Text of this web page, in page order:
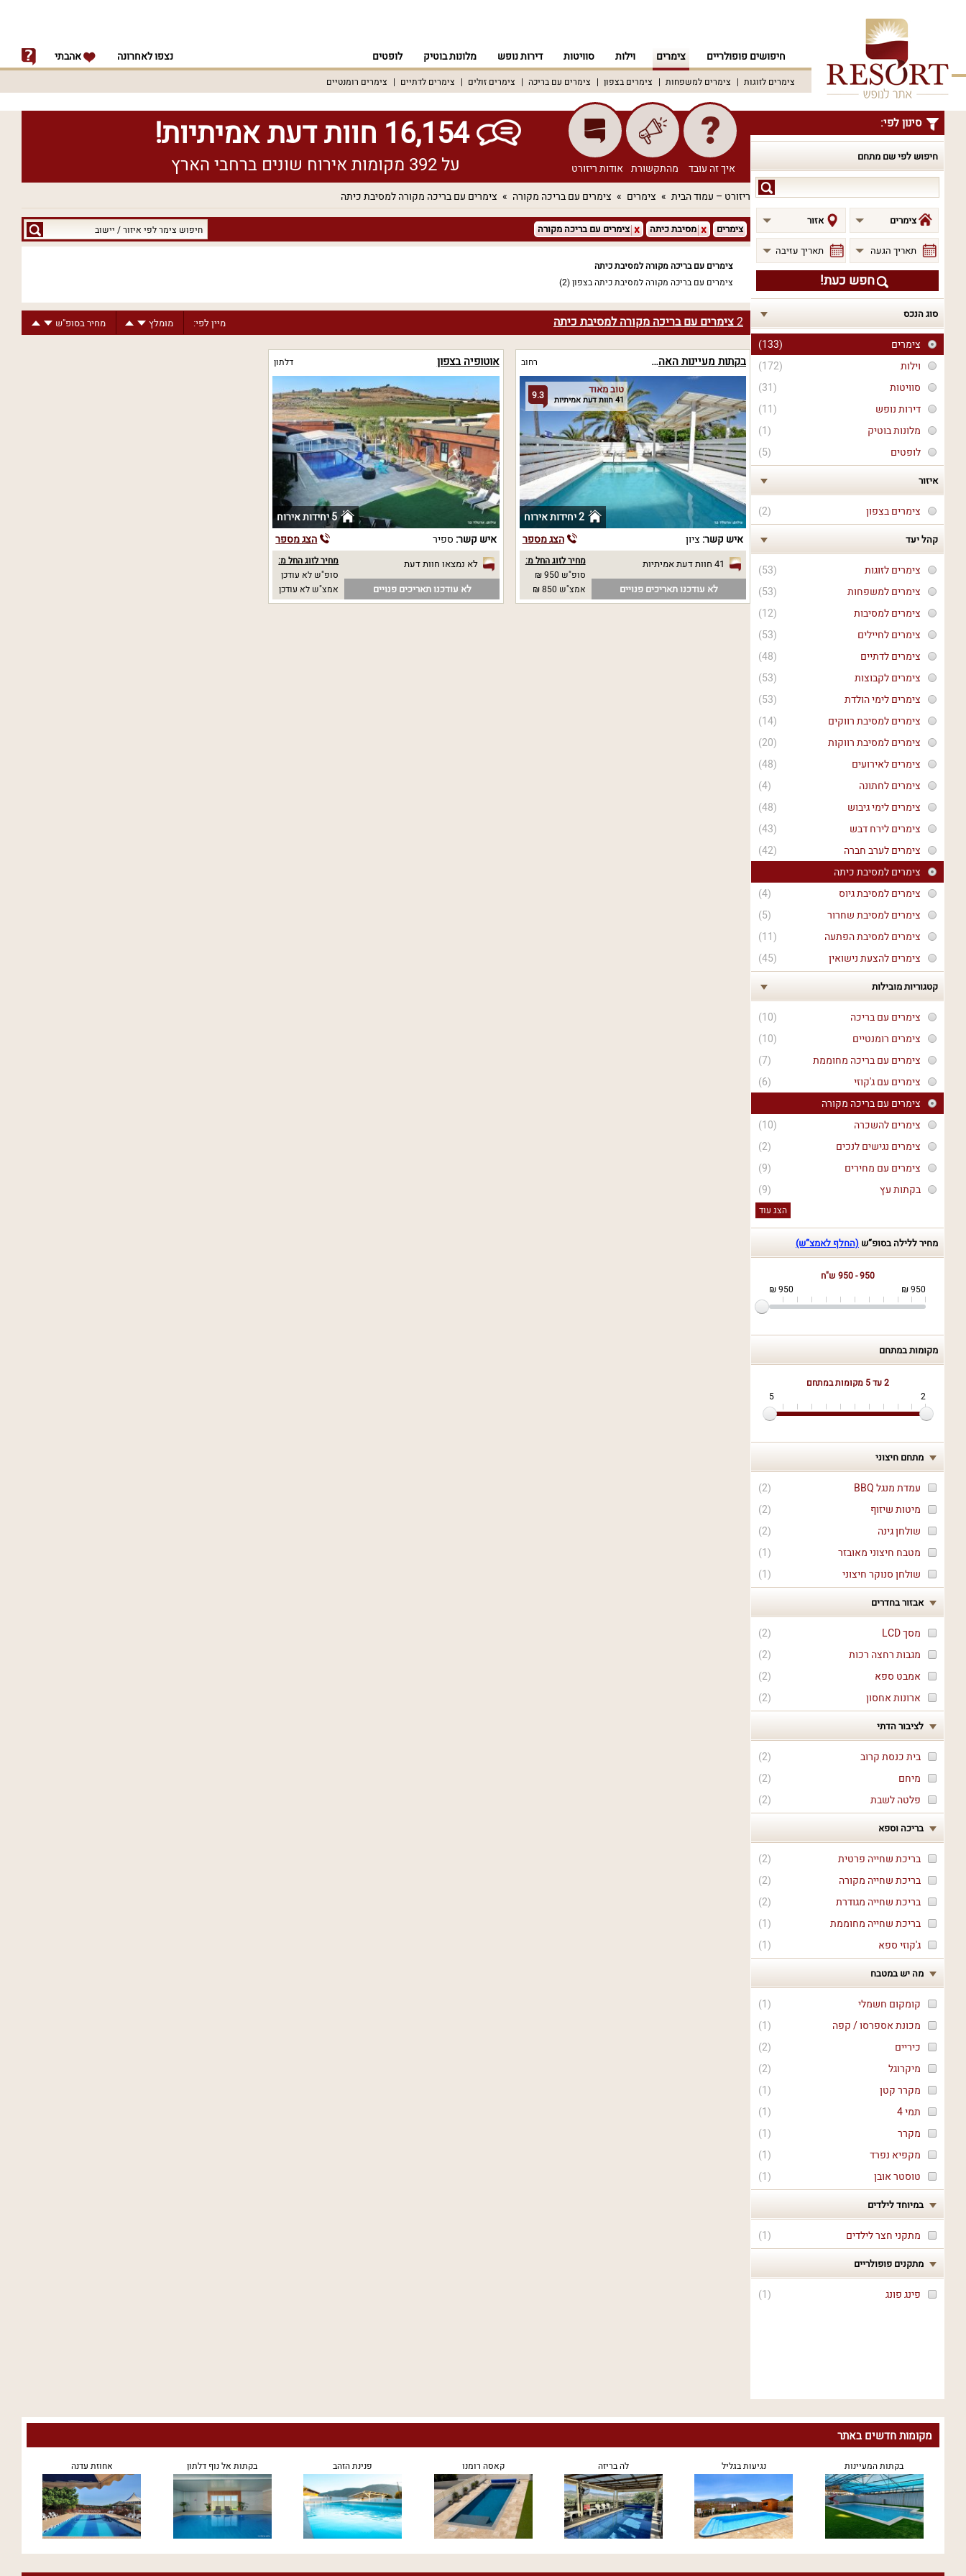
חיפושים פופולריים צימרים וילות סוויטות דירות נופש מלונות בוטיק לופטים נצפו לאחרונה אהבתי
צימרים לזוגות צימרים למשפחות צימרים בצפון צימרים עם בריכה צימרים זולים צימרים לדתיים צימרים רומנטיים
סינון לפי:
חיפוש לפי שם מתחם
לפי
שם
מתחם
צימרים אזור
תאריך הגעה תאריך עזיבה
חפש כעת!
סוג הנכס
(133)
צימרים
(172)
וילות
(31)
סוויטות
(11)
דירות נופש
(1)
מלונות בוטיק
(5)
לופטים
איזור
(2) צימרים בצפון
קהל יעד
(53)
צימרים לזוגות
(53)
צימרים למשפחות
(12)
צימרים למסיבות
(53)
צימרים לחיילים
(48)
צימרים לדתיים
(53)
צימרים לקבוצות
(53)
צימרים לימי הולדת
(14)
צימרים למסיבת רווקים
(20)
צימרים למסיבת רווקות
(48)
צימרים לאירועים
(4)
צימרים לחתונה
(48)
צימרים לימי גיבוש
(43)
צימרים לירח דבש
(42)
צימרים לערב חברה
צימרים למסיבת כיתה
(4)
צימרים למסיבת גיוס
(5)
צימרים למסיבת שחרור
(11)
צימרים למסיבת הפתעה
(45)
צימרים להצעת נישואין
קטגוריות מובילות
(10)
צימרים עם בריכה
(10)
צימרים רומנטיים
(7)
צימרים עם בריכה מחוממת
(6)
צימרים עם ג'קוזי
צימרים עם בריכה מקורה
(10)
צימרים להשכרה
(2)
צימרים נגישים לנכים
(9)
צימרים עם מחירים
(9)
בקתות עץ
הצג עוד
מחיר ללילה בסופ“ש (החלף לאמצ“ש)
950 - 950 ש"ח
950 ₪
950 ₪
מקומות במתחם
2 עד 5
מקומות במתחם
2
5
מתחם חיצוני
(
2
)
עמדת מנגל BBQ
(
2
)
מיטות שיזוף
(
2
)
שולחן גינה
(
1
)
מטבח חיצוני מאובזר
(
1
) שולחן סנוקר חיצוני
אבזור בחדרים
(
2
)
מסך LCD
(
2
)
מגבות רחצה רכות
(
2
)
אמבט ספא
(
2
) ארונות אחסון
לציבור הדתי
(
2
)
בית כנסת קרוב
(
2
)
מיחם
(
2
) פלטה לשבת
בריכה וספא
(
2
)
בריכת שחייה פרטית
(
2
)
בריכת שחייה מקורה
(
2
)
בריכת שחייה מגודרת
(
1
)
בריכת שחייה מחוממת
(
1
) ג'קוזי ספא
מה יש במטבח
(
1
)
קומקום חשמלי
(
1
)
מכונת אספרסו / קפה
(
2
)
כיריים
(
2
)
מיקרוגל
(
1
)
מקרר קטן
(
1
)
תמי 4
(
1
)
מקרר
(
1
)
מקפיא נפרד
(
1
) טוסטר אובן
במיוחד לילדים
(
1
) מתקני חצר לילדים
מתקנים פופולריים
(
1
) פינג פונג
איך זה עובד מהתקשורת אודות ריזורט
16,154 חוות דעת אמיתיות!
על 392 מקומות אירוח שונים ברחבי הארץ
ריזורט – עמוד הבית צימרים צימרים עם בריכה מקורה צימרים עם בריכה מקורה למסיבת כיתה
חיפוש
צימר
יישוב
צימרים מסיבת כיתה צימרים עם בריכה מקורה
צימרים עם בריכה מקורה למסיבת כיתה
צימרים עם בריכה מקורה למסיבת כיתה בצפון(2)
2צימרים עם בריכה מקורה למסיבת כיתה מיין לפי: מומלץ מחיר בסופ"ש
בקתות מעיינות האהבה רחוב
9.3 טוב מאוד
41 חוות דעת אמיתיות
2 יחידות אירוח
איש קשר: ציון הצג מספר
41 חוות דעת אמיתיות
לא עודכנו תאריכים פנויים
מחיר לזוג החל מ:
סופ"ש 950 ₪
אמצ"ש 850 ₪
אוטופיה בצפון דלתון
5 יחידות אירוח
איש קשר: ספיר הצג מספר
לא נמצאו חוות דעת
לא עודכנו תאריכים פנויים
מחיר לזוג החל מ:
סופ"ש לא עודכן
אמצ"ש לא עודכן
מקומות חדשים באתר
בקתות המעיינות נגיעות בגליל לה בריזה קאסה רומנו פנינת הזהב בקתות אל נוף דלתון אחוזת עדנה